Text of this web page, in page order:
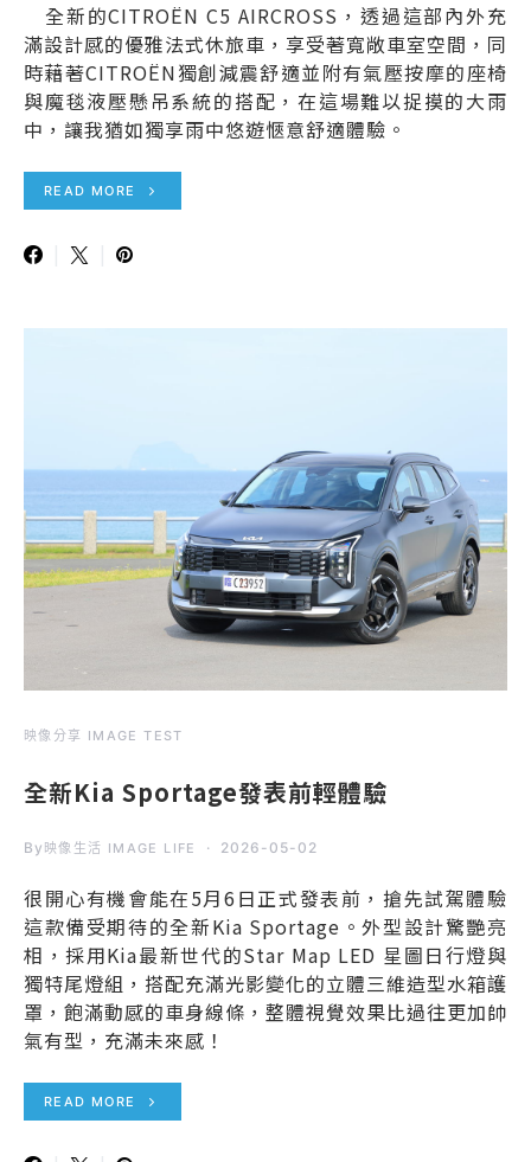
全新的CITROËN C5 AIRCROSS，透過這部內外充
滿設計感的優雅法式休旅車，享受著寬敞車室空間，同
時藉著CITROËN獨創減震舒適並附有氣壓按摩的座椅
與魔毯液壓懸吊系統的搭配，在這場難以捉摸的大雨
中，讓我猶如獨享雨中悠遊愜意舒適體驗。
READ MORE
映像分享 IMAGE TEST
全新Kia Sportage發表前輕體驗
By 映像生活 IMAGE LIFE 2026-05-02
很開心有機會能在5月6日正式發表前，搶先試駕體驗
這款備受期待的全新Kia Sportage。外型設計驚艷亮
相，採用Kia最新世代的Star Map LED 星圖日行燈與
獨特尾燈組，搭配充滿光影變化的立體三維造型水箱護
罩，飽滿動感的車身線條，整體視覺效果比過往更加帥
氣有型，充滿未來感！
READ MORE